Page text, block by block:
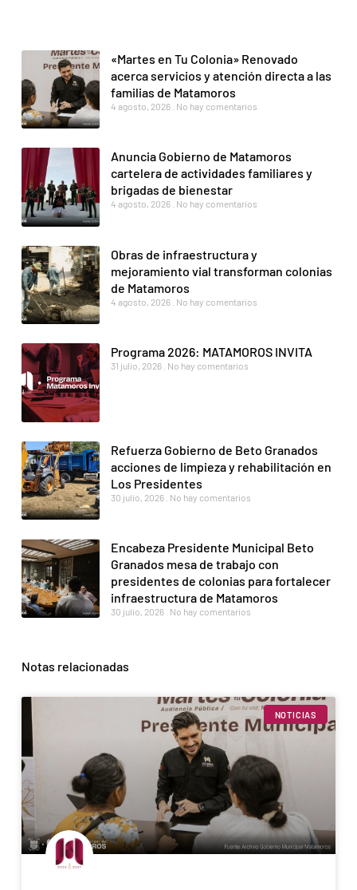
«Martes en Tu Colonia» Renovado
acerca servicios y atención directa a las
familias de Matamoros
4 agosto, 2026 No hay comentarios
Anuncia Gobierno de Matamoros
cartelera de actividades familiares y
brigadas de bienestar
4 agosto, 2026 No hay comentarios
Obras de infraestructura y
mejoramiento vial transforman colonias
de Matamoros
4 agosto, 2026 No hay comentarios
Programa 2026: MATAMOROS INVITA
31 julio, 2026 No hay comentarios
Refuerza Gobierno de Beto Granados
acciones de limpieza y rehabilitación en
Los Presidentes
30 julio, 2026 No hay comentarios
Encabeza Presidente Municipal Beto
Granados mesa de trabajo con
presidentes de colonias para fortalecer
infraestructura de Matamoros
30 julio, 2026 No hay comentarios
Notas relacionadas
NOTICIAS